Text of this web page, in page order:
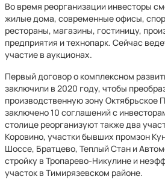
Во время реорганизации инвесторы
жилые дома, современные офисы,
рестораны, магазины, гостиницу,
предприятия и технопарк. Сейчас
участие в аукционах.
Первый договор о комплексном
заключили в 2020 году, чтобы
производственную зону Октябрьское
заключено 10 соглашений с
столице реорганизуют также два
Коровино, участки бывших промзон
Шоссе, Братцево, Теплый Стан и
стройку в Тропарево-Никулине и
участок в Тимирязевском районе.